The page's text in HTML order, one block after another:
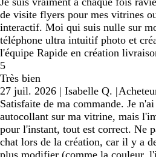
de visite flyers pour mes vitrines
interactif. Moi qui suis nulle sur
téléphone ultra intuitif photo et
l'équipe Rapide en création
5
Très bien
27 juil. 2026 | Isabelle Q. |
Satisfaite de ma commande. Je
autocollant sur ma vitrine, mais
pour l'instant, tout est correct. Ne
chat lors de la création, car il y a